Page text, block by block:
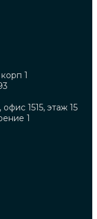
1
1515, этаж 15
1